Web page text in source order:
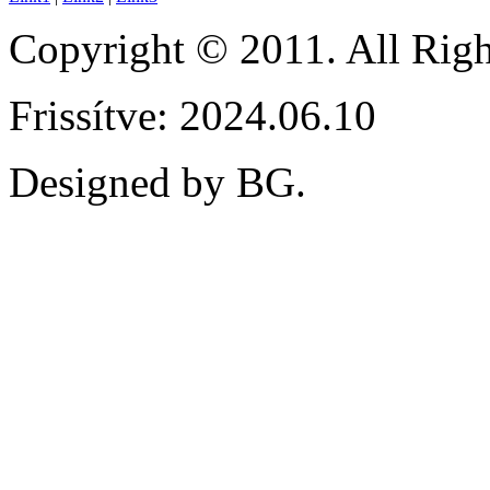
Copyright © 2011. All
Frissítve: 2024.06.10
Designed by BG.